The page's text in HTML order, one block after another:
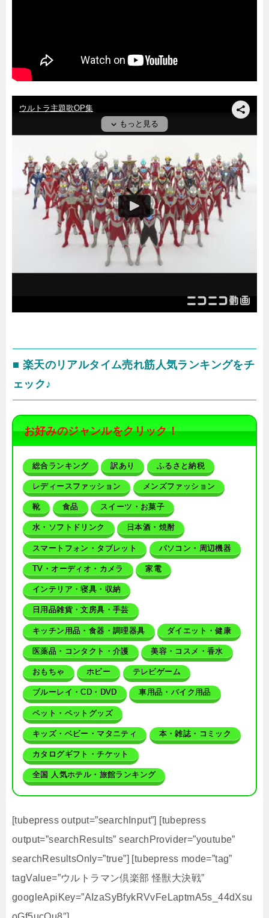
■ 楽天のリアルタイム売れ筋人気ランキングをチ
ェック♪
お好みのジャンルをクリック！
総合ランキング 訳あり ふるさと納税
レディースファッション メンズファッション
靴 食品 スイーツ・お菓子
水・ソフトドリンク 日本酒・焼酎
スマートフォン・タブレット パソコン・周辺機器
TV・オーディオ・カメラ 家電
インテリア・寝具・収納
日用品雑貨・文房具・手芸
キッチン用品・食器・調理器具 ダイエット・健康
医薬品・コンタクト・介護 美容・コスメ・香水
おもちゃ ホビー テレビゲーム
ブルーレイ・CD・DVD 車用品・バイク用品
ペット・ペットグッズ
キッズ・ベビー・マタニティ 本・雑誌・コミック
カタログギフト・チケット
全国 人気ホテル・旅館ランキング
[tubepress output=”searchInput”] [tubepress
output=”searchResults” searchProvider=”youtube”
searchResultsOnly=”true”] [tubepress mode=”tag”
tagValue=”ウルトラマン倶楽部 怪獣大決戦”
googleApiKey=”AIzaSyBfykRVvFeLaptmA5s_44dXsu